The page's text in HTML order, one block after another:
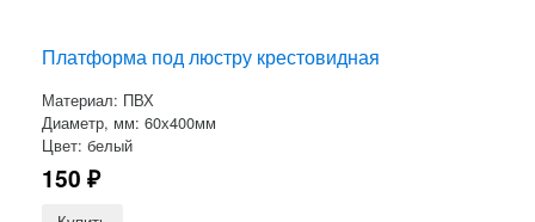
Платформа под люстру крестовидная
Материал: ПВХ
Диаметр, мм: 60х400мм
Цвет: белый
150 ₽